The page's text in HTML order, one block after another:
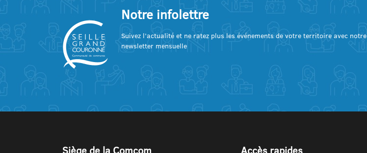
Notre infolettre
Suivez l’actualité et ne ratez plus les événements de votre territoire avec notre
newsletter mensuelle
Siège de la Comcom Accès rapides